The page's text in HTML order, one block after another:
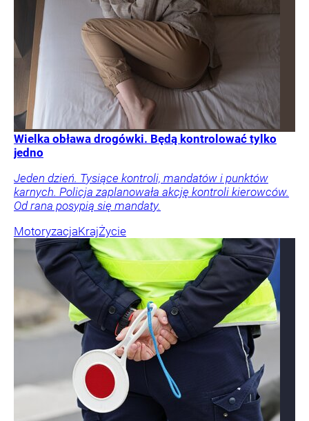
Wielka obława drogówki. Będą kontrolować tylko
jedno
Jeden dzień. Tysiące kontroli, mandatów i punktów
karnych. Policja zaplanowała akcję kontroli kierowców.
Od rana posypią się mandaty.
MotoryzacjaKrajŻycie